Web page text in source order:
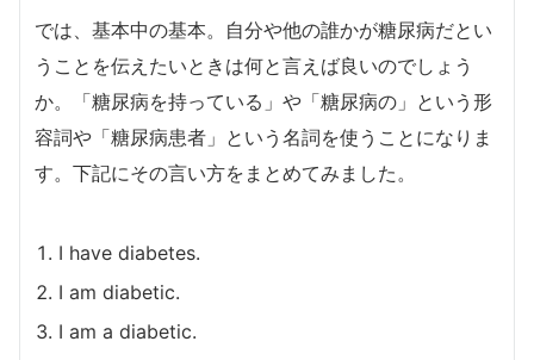
では、基本中の基本。自分や他の誰かが糖尿病だとい
うことを伝えたいときは何と言えば良いのでしょう
か。「糖尿病を持っている」や「糖尿病の」という形
容詞や「糖尿病患者」という名詞を使うことになりま
す。下記にその言い方をまとめてみました。
I have diabetes.
I am diabetic.
I am a diabetic.